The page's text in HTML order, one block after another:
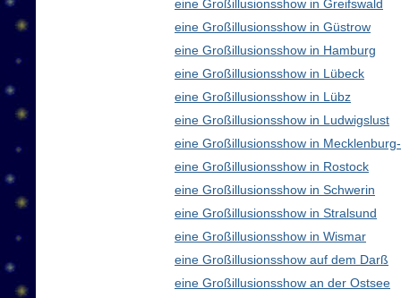
eine Großillusionsshow in Greifswald
eine Großillusionsshow in Güstrow
eine Großillusionsshow in Hamburg
eine Großillusionsshow in Lübeck
eine Großillusionsshow in Lübz
eine Großillusionsshow in Ludwigslust
eine Großillusionsshow in
eine Großillusionsshow in Rostock
eine Großillusionsshow in Schwerin
eine Großillusionsshow in Stralsund
eine Großillusionsshow in Wismar
eine Großillusionsshow auf dem Darß
eine Großillusionsshow an der Ostsee